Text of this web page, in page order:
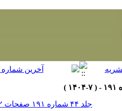
جلد ۴۴ شماره ۱۹۱ صفحات ۳۲-۱۹